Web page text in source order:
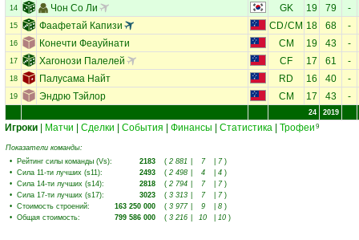
14 Чон Со Ли GK 19 79 -
15 Фаафетай Капизи CD/CM 18 68 -
16 Конечти Феауйнати CM 19 43 -
17 Хагонози Палелей CF 17 61 -
18 Палусама Найт RD 16 40 -
19 Эндрю Тэйлор CM 17 43 -
24 2019
Игроки Матчи Сделки События Финансы Статистика Трофеи 9
Показатели команды:
• Рейтинг силы команды (Vs): 2183 ( 2 881 7 7)
• Сила 11-ти лучших (s11): 2493 ( 2 498 4 4 )
• Сила 14-ти лучших (s14): 2818 ( 2 794 7 7)
• Сила 17-ти лучших (s17): 3023 ( 3 313 7 7)
• Стоимость строений: 163 250 000 ( 3 977 9 8 )
• Общая стоимость: 799 586 000 ( 3 216 10 10 )